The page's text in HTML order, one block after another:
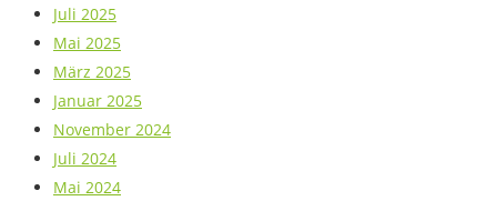
Juli 2025
Mai 2025
März 2025
Januar 2025
November 2024
Juli 2024
Mai 2024